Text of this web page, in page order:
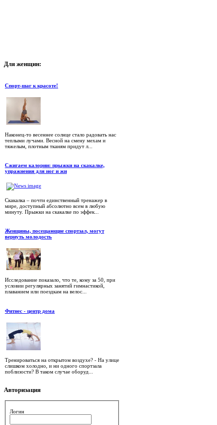
Для женщин:
Спорт-шаг к красоте!
Наконец-то весеннее солнце стало радовать нас
теплыми лучами. Весной на смену мехам и
тяжелым, плотным тканям придут л...
Сжигаем калории: прыжки на скакалке,
упражнения для ног и жи
Скакалка – почти единственный тренажер в
мире, доступный абсолютно всем в любую
минуту. Прыжки на скакалке по эффек...
Женщины, посещающие спортзал, могут
вернуть молодость
Исследование показало, что те, кому за 50, при
условии регулярных занятий гимнастикой,
плаванием или поездкам на велос...
Фитнес - центр дома
Тренироваться на открытом воздухе? - На улице
слишком холодно, и ни одного спортзала
поблизости? В таком случае оборуд...
Авторизация
Логин